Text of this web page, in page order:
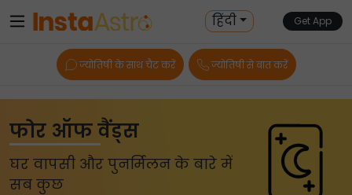
हिंदी Get App
ज्योतिषी के साथ चैट करें ज्योतिषी से बात करें
फोर ऑफ वैंड्स
घर वापसी और पुनर्मिलन के बारे में
सब कुछ